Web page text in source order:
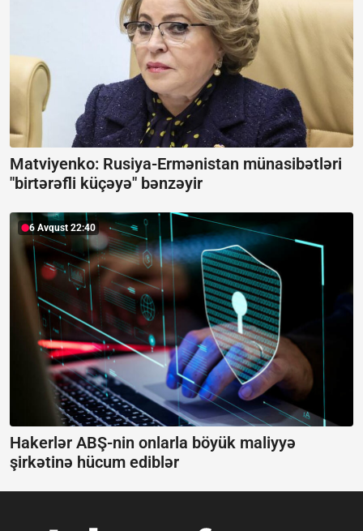
Matviyenko: Rusiya-Ermənistan münasibətləri
"birtərəfli küçəyə" bənzəyir
6 Avqust 22:40
Hakerlər ABŞ-nin onlarla böyük maliyyə
şirkətinə hücum ediblər